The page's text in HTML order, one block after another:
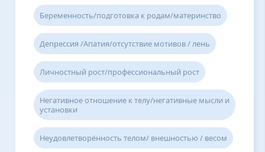
Беременность/подготовка к родам/материнство
Депрессия /Апатия/отсутствие мотивов / лень
Личностный рост/профессиональный рост
Негативное отношение к телу/негативные мысли и
установки
Неудовлетворённость телом/ внешностью / весом